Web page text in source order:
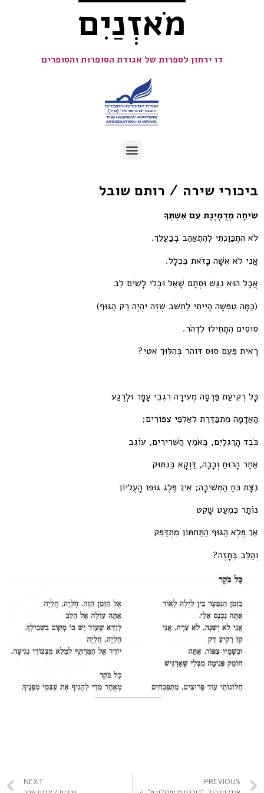
מֹאזְנַיִם
דו ירחון לספרות של אגודת הסופרות והסופרים
ביכורי שירה / רותם שובל
שִׂיחָה מְדֻמְיֶנֶת עִם אִשְׁתְּךָ
לֹא הִתְכַּוַּנְתִּי לְהִתְאַהֵב בְּבַעֲלֵךְ.
אֲנִי לֹא אִשָּׁה כָּזֹאת בִּכְלָל.
אֲבָל הוּא נִגַּשׁ וּסְתָם שָׁאַל וּבְלִי לָשִׂים לֵב
(כַּמָּה טִפְּשָׁה הָיִיתִי לַחְשֹׁב שֶׁזֶּה יִהְיֶה רַק הַגּוּף)
סוּסִים הִתְחִילוּ לִדְהֹר.
רָאִית פַּעַם סוּס דּוֹהֵר בְּהִלּוּךְ אִטִּי?
כָּל רְקִיעַת פַּרְסָה מְעִירָה רִגְבֵי עָפָר וּלְרֶגַע
הָאֲדָמָה מִתְבַּדֶּרֶת לְאַלְפֵי צִפּוֹרִים;
כֹּבֶד הָרַגְלַיִם, בְּאֹמֶץ הַשְּׁרִירִים, עוֹגֵב
אַחַר הָרוּחַ וְכָכָה, דַּוְקָא בַּנִּתּוּק
נִצָּת כֹּחַ הַמְּשִׁיכָה; אֵיךְ פֶּלֶג גּוּפוֹ הָעֶלְיוֹן
נוֹתָר כִּמְעַט שָׁקֵט
אַךְ פֶּלֶא הַגּוּף הַתַּחְתּוֹן מִתְדַּפֵּק
וְהַלֵּב בֶּחָזֶה?
PREVIOUS
NEXT